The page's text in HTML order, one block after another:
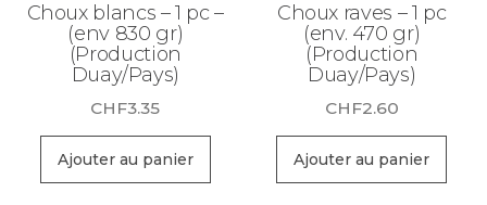
Choux blancs – 1 pc –
(env 830 gr)
(Production
Duay/Pays)
CHF3.35
Ajouter au panier
Choux raves – 1 pc
(env. 470 gr)
(Production
Duay/Pays)
CHF2.60
Ajouter au panier